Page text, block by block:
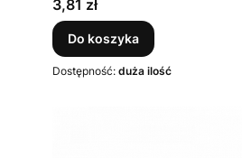
Cena
3,81 zł
Do koszyka
Dostępność: duża ilość